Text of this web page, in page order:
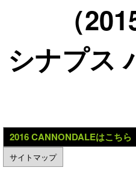
（
シナプス
2016 CANNONDALEはこちら
サイトマップ